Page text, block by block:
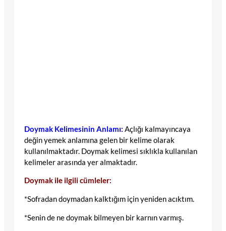
Doymak Kelimesinin Anlamı: Açlığı kalmayıncaya
değin yemek anlamına gelen bir kelime olarak
kullanılmaktadır. Doymak kelimesi sıklıkla kullanılan
kelimeler arasında yer almaktadır.
Doymak ile ilgili cümleler:
*Sofradan doymadan kalktığım için yeniden acıktım.
*Senin de ne doymak bilmeyen bir karnın varmış.